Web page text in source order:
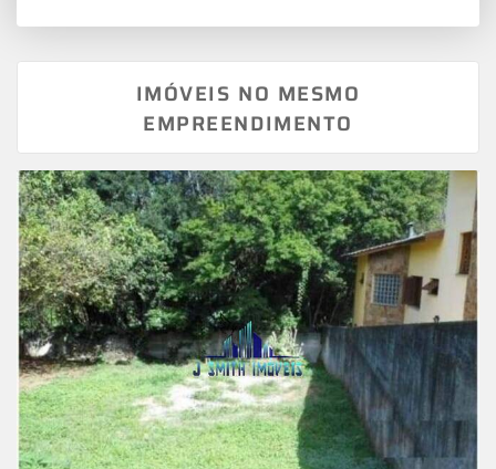
IMÓVEIS NO MESMO
EMPREENDIMENTO